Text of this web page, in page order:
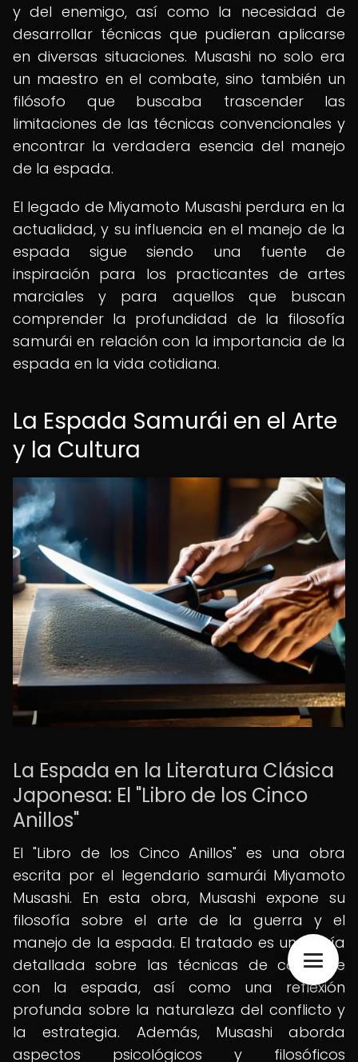
y del enemigo, así como la necesidad de
desarrollar técnicas que pudieran aplicarse
en diversas situaciones. Musashi no solo era
un maestro en el combate, sino también un
filósofo que buscaba trascender las
limitaciones de las técnicas convencionales y
encontrar la verdadera esencia del manejo
de la espada.
El legado de Miyamoto Musashi perdura en la
actualidad, y su influencia en el manejo de la
espada sigue siendo una fuente de
inspiración para los practicantes de artes
marciales y para aquellos que buscan
comprender la profundidad de la filosofía
samurái en relación con la importancia de la
espada en la vida cotidiana.
La Espada Samurái en el Arte
y la Cultura
La Espada en la Literatura Clásica
Japonesa: El "Libro de los Cinco
Anillos"
El "Libro de los Cinco Anillos" es una obra
escrita por el legendario samurái Miyamoto
Musashi. En esta obra, Musashi expone su
filosofía sobre el arte de la guerra y el
manejo de la espada. El tratado es una guía
detallada sobre las técnicas de combate
con la espada, así como una reflexión
profunda sobre la naturaleza del conflicto y
la estrategia. Además, Musashi aborda
aspectos psicológicos y filosóficos